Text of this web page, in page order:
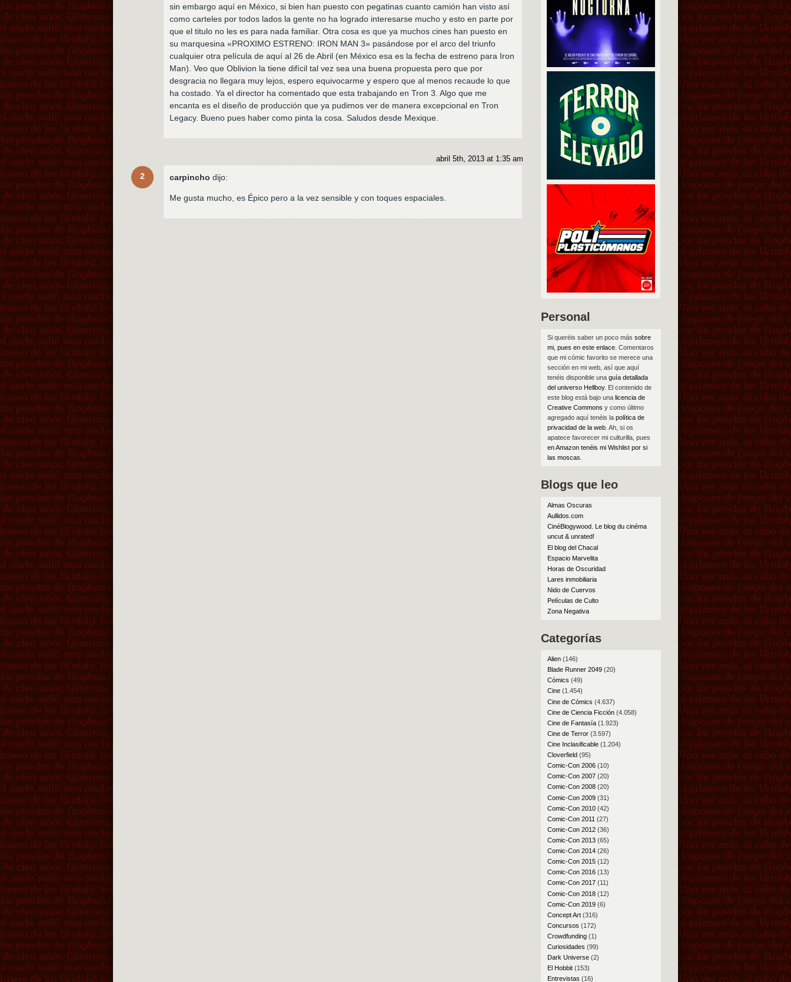
sin embargo aquí en México, si bien han puesto con pegatinas cuanto camión han visto así
como carteles por todos lados la gente no ha logrado interesarse mucho y esto en parte por
que el titulo no les es para nada familiar. Otra cosa es que ya muchos cines han puesto en
su marquesina «PROXIMO ESTRENO: IRON MAN 3» pasándose por el arco del triunfo
cualquier otra película de aquí al 26 de Abril (en México esa es la fecha de estreno para Iron
Man). Veo que Oblivion la tiene difícil tal vez sea una buena propuesta pero que por
desgracia no llegara muy lejos, espero equivocarme y espero que al menos recaude lo que
ha costado. Ya el director ha comentado que esta trabajando en Tron 3. Algo que me
encanta es el diseño de producción que ya pudimos ver de manera excepcional en Tron
Legacy. Bueno pues haber como pinta la cosa. Saludos desde Mexique.
2
abril 5th, 2013 at 1:35 am
carpincho dijo:
Me gusta mucho, es Épico pero a la vez sensible y con toques espaciales.
Personal
Si queréis saber un poco más sobre
mi, pues en este enlace. Comentaros
que mi cómic favorito se merece una
sección en mi web, así que aquí
tenéis disponible una guía detallada
del universo Hellboy. El contenido de
este blog está bajo una licencia de
Creative Commons y como último
agregado aquí tenéis la política de
privacidad de la web. Ah, si os
apatece favorecer mi culturilla, pues
en Amazon tenéis mi Wishlist por si
las moscas
Blogs que leo
Almas Oscuras
Aullidos.com
CinéBlogywood. Le blog du cinéma
uncut & unrated!
El blog del Chacal
Espacio Marvelita
Horas de Oscuridad
Lares inmobiliaria
Nido de Cuervos
Películas de Culto
Zona Negativa
Categorías
Alien(146)
Blade Runner 2049(20)
Cómics (49)
Cine(1.454)
Cine de Cómics (4.637)
Cine de Ciencia Ficción(4.058)
Cine de Fantasía(1.923)
Cine de Terror(3.597)
Cine Inclasificable(1.204)
Cloverfield(95)
Comic-Con 2006(10)
Comic-Con 2007(20)
Comic-Con 2008(20)
Comic-Con 2009(31)
Comic-Con 2010(42)
Comic-Con 2011 (27)
Comic-Con 2012(36)
Comic-Con 2013(65)
Comic-Con 2014(26)
Comic-Con 2015(12)
Comic-Con 2016(13)
Comic-Con 2017(11)
Comic-Con 2018(12)
Comic-Con 2019(6)
Concept Art(316)
Concursos (172)
Crowdfunding(1)
Curiosidades (99)
Dark Universe(2)
El Hobbit(153)
Entrevistas (16)